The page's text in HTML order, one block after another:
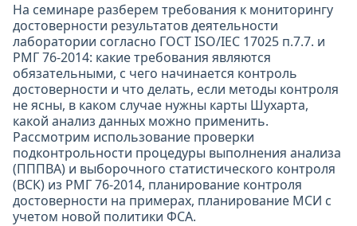
На семинаре разберем требования к мониторингу
достоверности результатов деятельности
лаборатории согласно ГОСТ ISO/IEC 17025 п.7.7. и
РМГ 76-2014: какие требования являются
обязательными, с чего начинается контроль
достоверности и что делать, если методы контроля
не ясны, в каком случае нужны карты Шухарта,
какой анализ данных можно применить.
Рассмотрим использование проверки
подконтрольности процедуры выполнения анализа
(ПППВА) и выборочного статистического контроля
(ВСК) из РМГ 76-2014, планирование контроля
достоверности на примерах, планирование МСИ с
учетом новой политики ФСА.